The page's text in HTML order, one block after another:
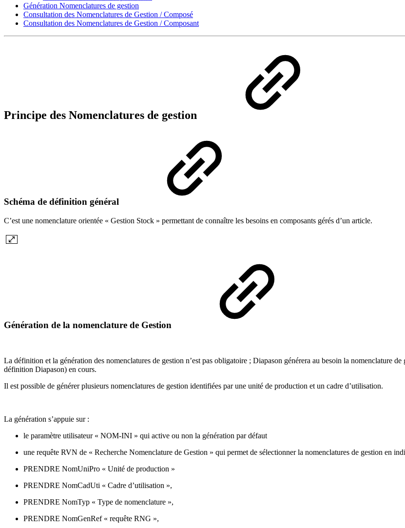
Génération Nomenclatures de gestion
Consultation des Nomenclatures de Gestion / Composé
Consultation des Nomenclatures de Gestion / Composant
Principe des Nomenclatures de gestion
Schéma de définition général
C’est une nomenclature orientée « Gestion Stock » permettant de connaître les besoins en composants gérés d’un article.
Génération de la nomenclature de Gestion
La définition et la génération des nomenclatures de gestion n’est pas obligatoire ; Diapason générera au besoin la nomenclature
définition Diapason) en cours.
Il est possible de générer plusieurs nomenclatures de gestion identifiées par une unité de production et un cadre d’utilisation.
La génération s’appuie sur :
le paramètre utilisateur « NOM-INI » qui active ou non la génération par défaut
une requête RVN de « Recherche Nomenclature de Gestion » qui permet de sélectionner la nomenclatures de gestion en
PRENDRE NomUniPro « Unité de production »
PRENDRE NomCadUti « Cadre d’utilisation »,
PRENDRE NomTyp « Type de nomenclature »,
PRENDRE NomGenRef « requête RNG »,